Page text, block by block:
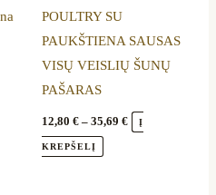
POULTRY SU
PAUKŠTIENA SAUSAS
VISŲ VEISLIŲ ŠUNŲ
PAŠARAS
12,80 € – 35,69 € Į
KREPŠELĮ
on
the
product